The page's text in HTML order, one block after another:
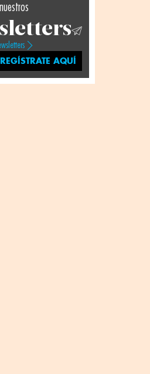
REGÍSTRATE AQUÍ